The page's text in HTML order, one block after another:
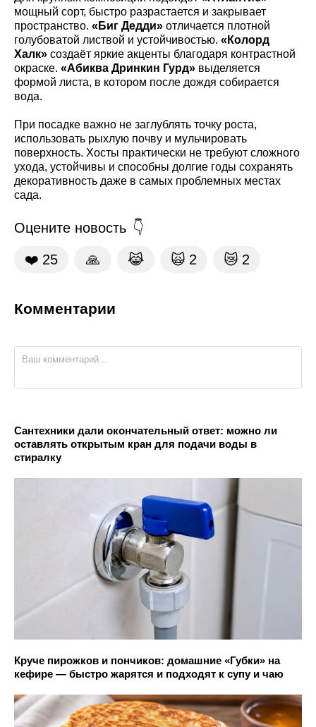
мощный сорт, быстро разрастается и закрывает
пространство. «Биг Дедди» отличается плотной
голубоватой листвой и устойчивостью. «Колорд
Халк» создаёт яркие акценты благодаря контрастной
окраске. «Абиква Дринкин Гурд» выделяется
формой листа, в котором после дождя собирается
вода.
При посадке важно не заглублять точку роста,
использовать рыхлую почву и мульчировать
поверхность. Хосты практически не требуют сложного
ухода, устойчивы и способны долгие годы сохранять
декоративность даже в самых проблемных местах
сада.
Оцените новость
❤️ 25 🙏 😹 🙀 2 😿 2
Комментарии
Сантехники дали окончательный ответ: можно ли
оставлять открытым кран для подачи воды в
стиралку
Круче пирожков и пончиков: домашние «Губки» на
кефире — быстро жарятся и подходят к супу и чаю